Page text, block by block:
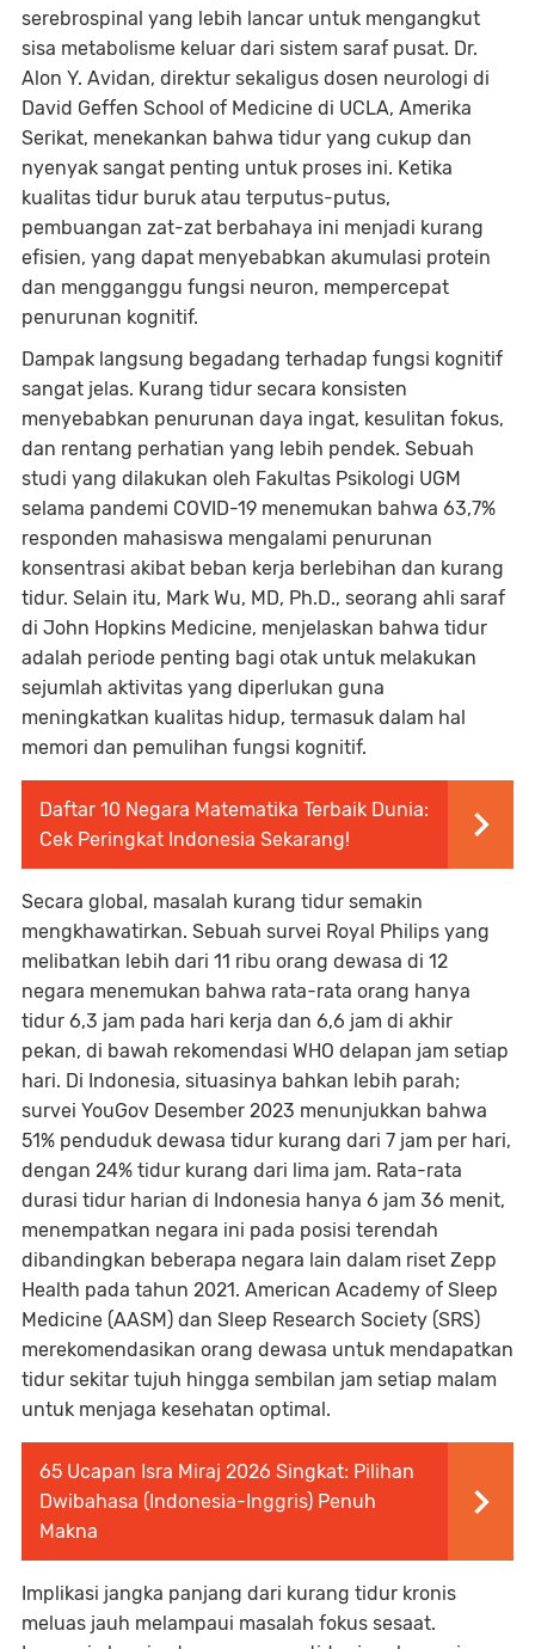
serebrospinal yang lebih lancar untuk mengangkut
sisa metabolisme keluar dari sistem saraf pusat. Dr.
Alon Y. Avidan, direktur sekaligus dosen neurologi di
David Geffen School of Medicine di UCLA, Amerika
Serikat, menekankan bahwa tidur yang cukup dan
nyenyak sangat penting untuk proses ini. Ketika
kualitas tidur buruk atau terputus-putus,
pembuangan zat-zat berbahaya ini menjadi kurang
efisien, yang dapat menyebabkan akumulasi protein
dan mengganggu fungsi neuron, mempercepat
penurunan kognitif.
Dampak langsung begadang terhadap fungsi kognitif
sangat jelas. Kurang tidur secara konsisten
menyebabkan penurunan daya ingat, kesulitan fokus,
dan rentang perhatian yang lebih pendek. Sebuah
studi yang dilakukan oleh Fakultas Psikologi UGM
selama pandemi COVID-19 menemukan bahwa 63,7%
responden mahasiswa mengalami penurunan
konsentrasi akibat beban kerja berlebihan dan kurang
tidur. Selain itu, Mark Wu, MD, Ph.D., seorang ahli saraf
di John Hopkins Medicine, menjelaskan bahwa tidur
adalah periode penting bagi otak untuk melakukan
sejumlah aktivitas yang diperlukan guna
meningkatkan kualitas hidup, termasuk dalam hal
memori dan pemulihan fungsi kognitif.
Daftar 10 Negara Matematika Terbaik Dunia:
Cek Peringkat Indonesia Sekarang!
Secara global, masalah kurang tidur semakin
mengkhawatirkan. Sebuah survei Royal Philips yang
melibatkan lebih dari 11 ribu orang dewasa di 12
negara menemukan bahwa rata-rata orang hanya
tidur 6,3 jam pada hari kerja dan 6,6 jam di akhir
pekan, di bawah rekomendasi WHO delapan jam setiap
hari. Di Indonesia, situasinya bahkan lebih parah;
survei YouGov Desember 2023 menunjukkan bahwa
51% penduduk dewasa tidur kurang dari 7 jam per hari,
dengan 24% tidur kurang dari lima jam. Rata-rata
durasi tidur harian di Indonesia hanya 6 jam 36 menit,
menempatkan negara ini pada posisi terendah
dibandingkan beberapa negara lain dalam riset Zepp
Health pada tahun 2021. American Academy of Sleep
Medicine (AASM) dan Sleep Research Society (SRS)
merekomendasikan orang dewasa untuk mendapatkan
tidur sekitar tujuh hingga sembilan jam setiap malam
untuk menjaga kesehatan optimal.
65 Ucapan Isra Miraj 2026 Singkat: Pilihan
Dwibahasa (Indonesia-Inggris) Penuh
Makna
Implikasi jangka panjang dari kurang tidur kronis
meluas jauh melampaui masalah fokus sesaat.